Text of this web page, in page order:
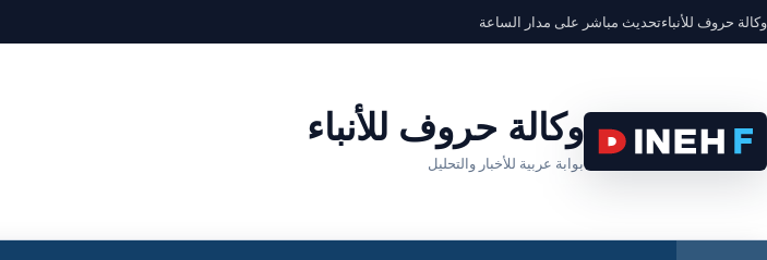
وكالة حروف للأنباءتحديث مباشر على مدار الساعة
وكالة حروف للأنباء
بوابة عربية للأخبار والتحليل